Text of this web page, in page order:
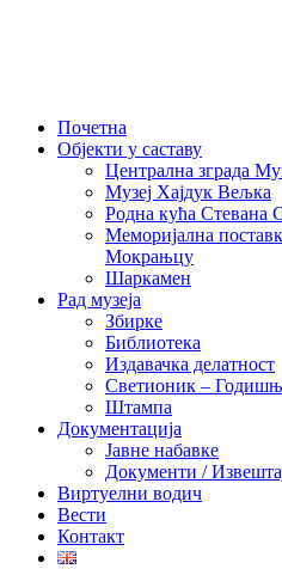
Почетна
Објекти у саставу
Централна зграда
Музеј Хајдук Вељка
Родна кућа Стевана
Меморијална
Мокрањцу
Шаркамен
Рад музеја
Збирке
Библиотека
Издавачка делатност
Светионик –
Штампа
Документација
Јавне набавке
Документи /
Виртуелни водич
Вести
Контакт